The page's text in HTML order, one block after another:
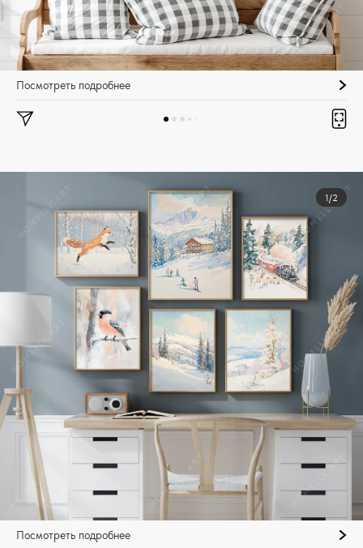
Посмотреть подробнее
1/2
Посмотреть подробнее